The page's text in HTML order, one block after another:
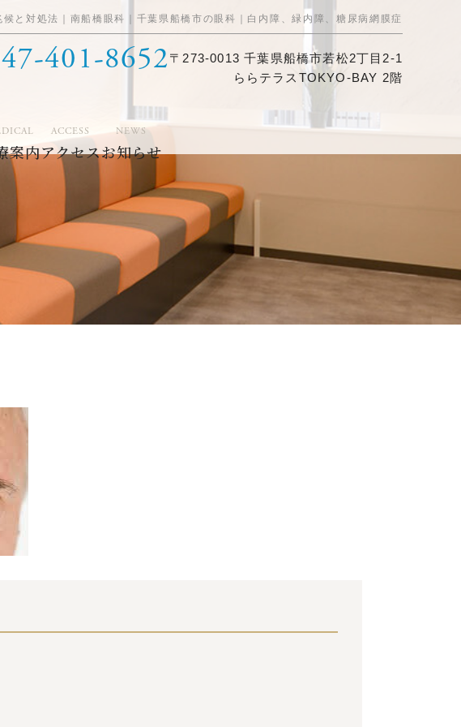
と対処法｜南船橋眼科｜千葉県船橋市の眼科｜白内障、緑内障、糖尿病網膜症
〒273-0013 千葉県船橋市若松2丁目2-1
ららテラスTOKYO-BAY 2階
401-8652
案内
ACCESS
アクセス
NEWS
お知らせ